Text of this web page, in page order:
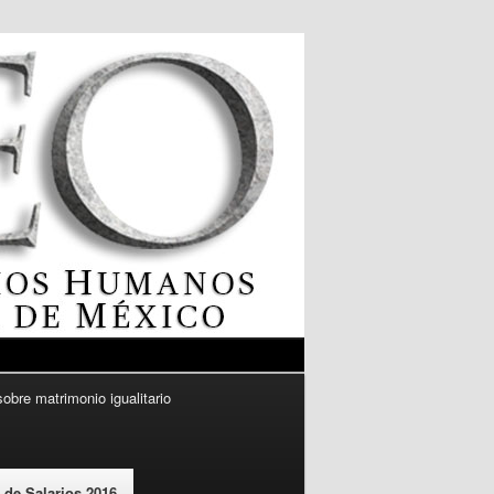
matrimonio igualitario